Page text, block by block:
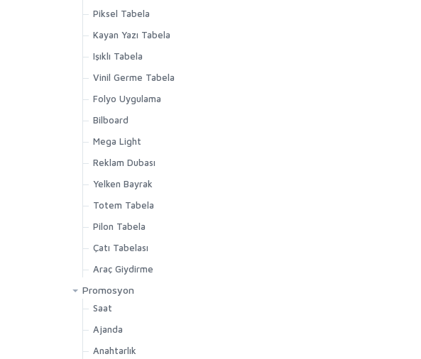
Piksel Tabela
Kayan Yazı Tabela
Işıklı Tabela
Vinil Germe Tabela
Folyo Uygulama
Bilboard
Mega Light
Reklam Dubası
Yelken Bayrak
Totem Tabela
Pilon Tabela
Çatı Tabelası
Araç Giydirme
Promosyon
Saat
Ajanda
Anahtarlık